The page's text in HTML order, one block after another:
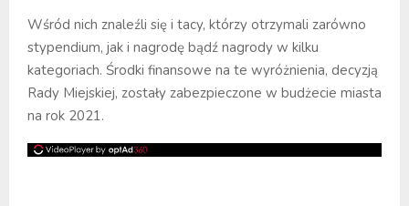
Wśród nich znaleźli się i tacy, którzy otrzymali zarówno
stypendium, jak i nagrodę bądź nagrody w kilku
kategoriach. Środki finansowe na te wyróżnienia, decyzją
Rady Miejskiej, zostały zabezpieczone w budżecie miasta
na rok 2021.